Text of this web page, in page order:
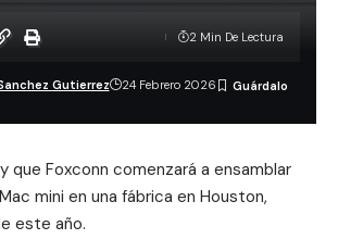
Gutierrez 24 Febrero 2026
2 Min De Lectura
que Foxconn comenzará a ensamblar
mini en una fábrica en Houston,
este año.